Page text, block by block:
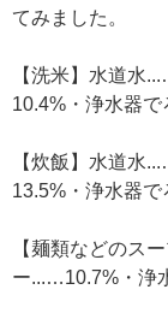
てみました。
【洗米】水道水
10.4%・浄水器
【炊飯】水道水
13.5%・浄水器
【麺類などのス
ー...…10.7%・浄